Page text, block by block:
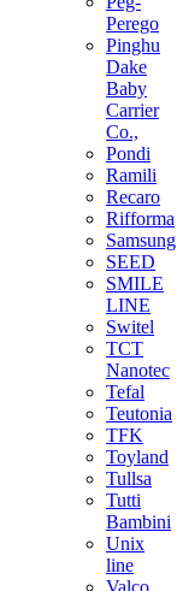
Perego
Pinghu
Dake
Baby
Carrier
Co.,
Pondi
Ramili
Recaro
Rifforma
Samsung
SEED
SMILE
LINE
Switel
TCT
Nanotec
Tefal
Teutonia
TFK
Toyland
Tullsa
Tutti
Bambini
Unix
line
Valco